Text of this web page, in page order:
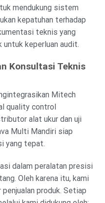
mendukung sistem
kepatuhan terhadap
teknis yang
untuk keperluan audit.
Konsultasi Teknis
Mitech
quality control
alat ukur dan uji
Multi Mandiri siap
yang tepat.
dalam peralatan presisi
Oleh karena itu, kami
produk. Setiap